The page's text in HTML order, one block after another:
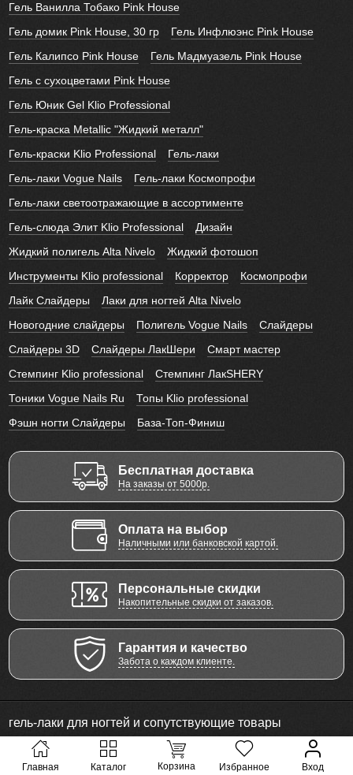
Главная Каталог Корзина Избранное Вход
Гель Ванилла Тобако Pink House
Гель домик Pink House, 30 гр
Гель Инфлюэнс Pink House
Гель Калипсо Pink House
Гель Мадмуазель Pink House
Гель с сухоцветами Pink House
Гель Юник Gel Klio Professional
Гель-краска Metallic "Жидкий металл"
Гель-краски Klio Professional
Гель-лаки
Гель-лаки Vogue Nails
Гель-лаки Космопрофи
Гель-лаки светоотражающие в ассортименте
Гель-слюда Элит Klio Professional
Дизайн
Жидкий полигель Alta Nivelo
Жидкий фотошоп
Инструменты Klio professional
Корректор
Космопрофи
Лайк Слайдеры
Лаки для ногтей Alta Nivelo
Новогодние слайдеры
Полигель Vogue Nails
Слайдеры
Слайдеры 3D
Слайдеры ЛакШери
Смарт мастер
Стемпинг Klio professional
Стемпинг ЛакSHERY
Тоники Vogue Nails Ru
Топы Klio professional
Фэшн ногти Слайдеры
База-Топ-Финиш
Бесплатная доставка
На заказы от 5000р.
Оплата на выбор
Наличными или банковской картой.
Персональные скидки
Накопительные скидки от заказов.
Гарантия и качество
Забота о каждом клиенте.
гель-лаки для ногтей и сопутствующие товары
© 2011 - 2026 Все права защищены